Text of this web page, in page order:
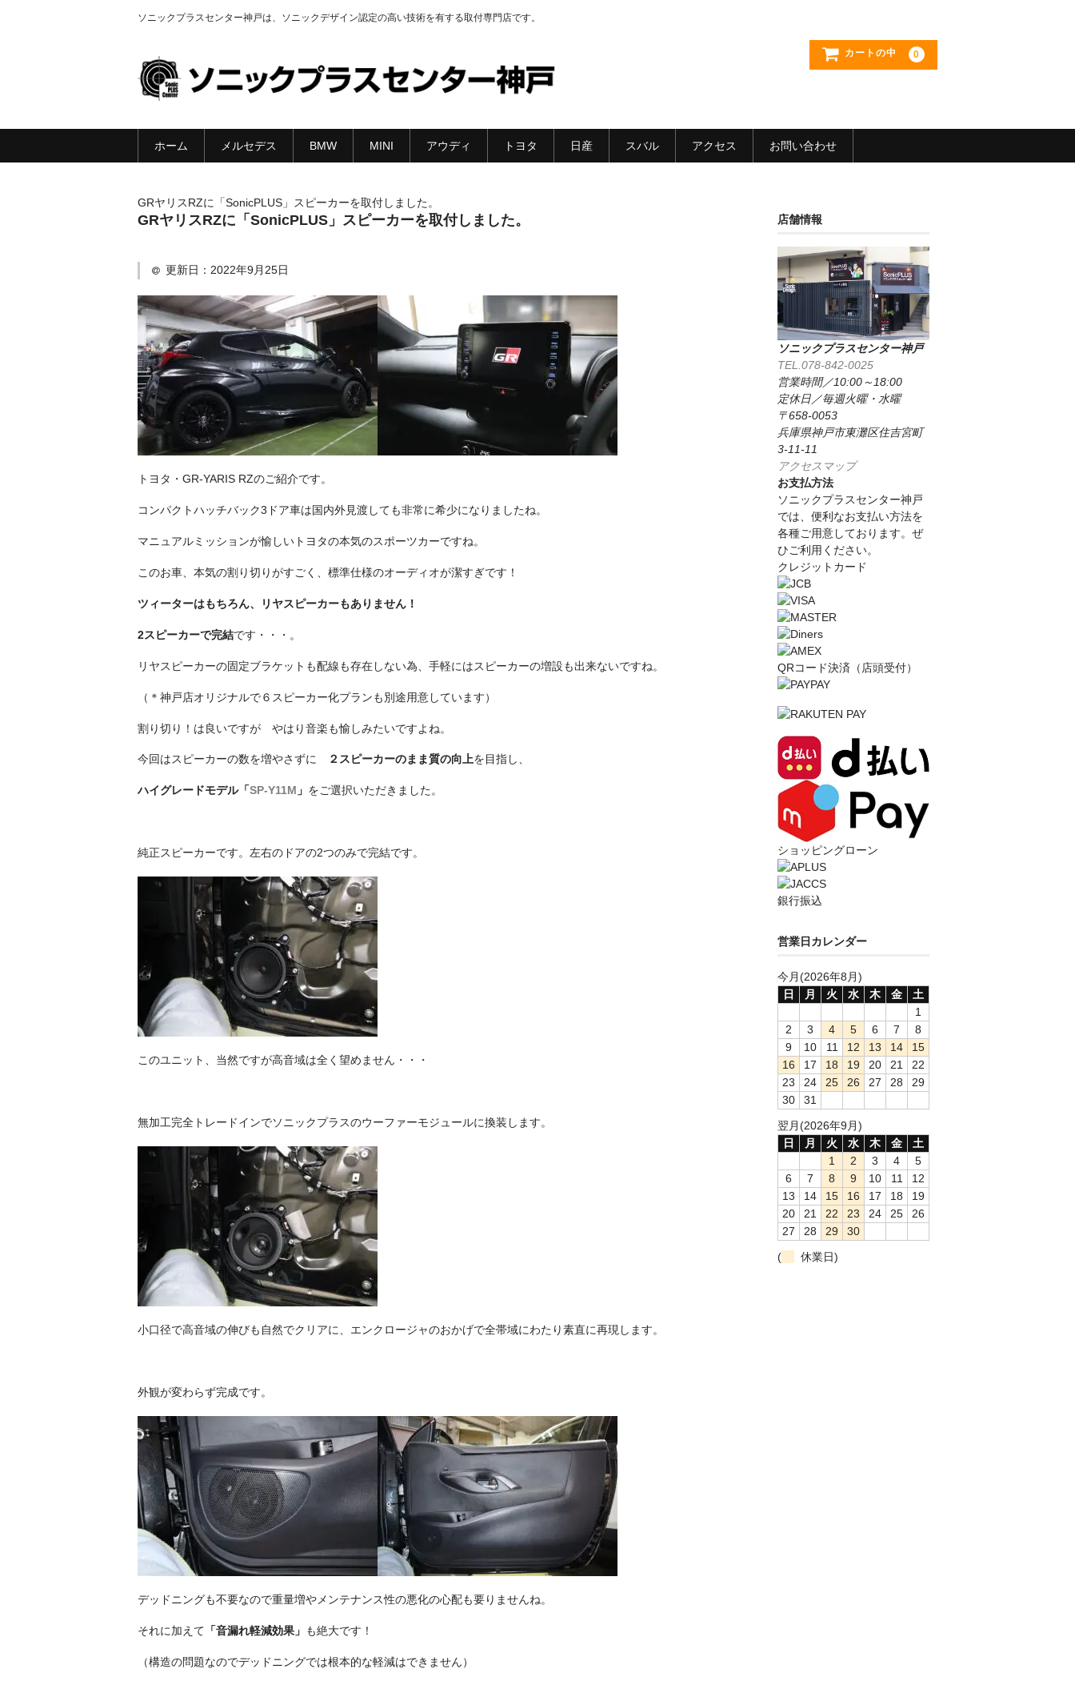
ソニックプラスセンター神戸は、ソニックデザイン認定の高い技術を有する取付専門店です。
カートの中 0
ホーム メルセデス BMW MINI アウディ トヨタ 日産 スバル アクセス お問い合わせ
GRヤリスRZに「SonicPLUS」スピーカーを取付しました。
GRヤリスRZに「SonicPLUS」スピーカーを取付しました。
更新日： 2022年9月25日
トヨタ・GR-YARIS RZのご紹介です。
コンパクトハッチバック3ドア車は国内外見渡しても非常に希少になりましたね。
マニュアルミッションが愉しいトヨタの本気のスポーツカーですね。
このお車、本気の割り切りがすごく、標準仕様のオーディオが潔すぎです！
ツィーターはもちろん、リヤスピーカーもありません！
2スピーカーで完結です・・・。
リヤスピーカーの固定ブラケットも配線も存在しない為、手軽にはスピーカーの増設も出来ないですね。
（＊神戸店オリジナルで６スピーカー化プランも別途用意しています）
割り切り！は良いですが やはり音楽も愉しみたいですよね。
今回はスピーカーの数を増やさずに ２スピーカーのまま質の向上を目指し、
ハイグレードモデル「SP-Y11M 」 をご選択いただきました。
純正スピーカーです。左右のドアの2つのみで完結です。
このユニット、当然ですが高音域は全く望めません・・・
無加工完全トレードインでソニックプラスのウーファーモジュールに換装します。
小口径で高音域の伸びも自然でクリアに、エンクロージャのおかげで全帯域にわたり素直に再現します。
外観が変わらず完成です。
デッドニングも不要なので重量増やメンテナンス性の悪化の心配も要りませんね。
それに加えて 「音漏れ軽減効果」 も絶大です！
（構造の問題なのでデッドニングでは根本的な軽減はできません）
店舗情報
ソニックプラスセンター神戸
TEL.078-842-0025
営業時間／10:00～18:00
定休日／毎週火曜・水曜
〒658-0053
兵庫県神戸市東灘区住吉宮町
3-11-11
アクセスマップ
お支払方法
ソニックプラスセンター神戸
では、便利なお支払い方法を
各種ご用意しております。ぜ
ひご利用ください。
クレジットカード
QRコード決済（店頭受付）
ショッピングローン
銀行振込
営業日カレンダー
今月(2026年8月)
日
月 火 水 木 金
土
1
2
3 4 5 6 7
8
9
10 11 12 13 14
15
16
17 18 19 20 21
22
23
24 25 26 27 28
29
30
31
翌月(2026年9月)
日
月 火 水 木 金
土
1
2 3 4
5
6
7 8 9 10 11
12
13
14 15 16 17 18
19
20
21 22 23 24 25
26
27
28 29
30
(
休業日)